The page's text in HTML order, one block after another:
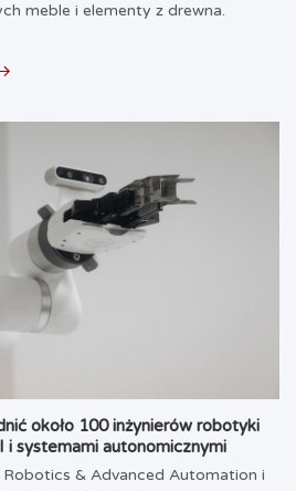
meble i elementy z drewna.
około 100 inżynierów robotyki
i systemami autonomicznymi
Robotics & Advanced Automation i